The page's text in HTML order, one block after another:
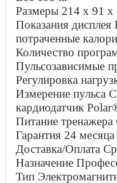
Размеры 214 х 91 х
Показания дисплея
потраченные
Количество
Пульсозависимые
Регулировка
Измерение пульса
кардиодатчик
Питание тренажера
Гарантия 24 месяца
Доставка/Оплата
Назначение
Тип